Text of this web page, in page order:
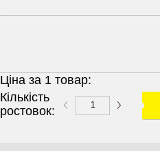
Кількість
ростовок:
Ціна за 1 товар: